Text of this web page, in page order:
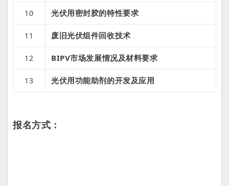
10 光伏用密封胶的特性要求
11 废旧光伏组件回收技术
12 BIPV市场发展情况及材料要求
13 光伏用功能助剂的开发及应用
报名方式：